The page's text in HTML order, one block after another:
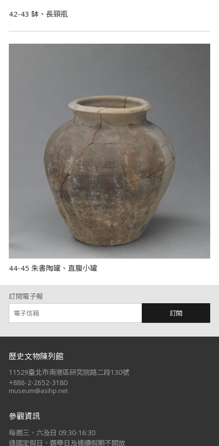
42-43 缽、長頸瓶
44-45 朱書陶罐、直腹小罐
訂閱電子報
訂閱
:::
歷史文物陳列館
11529臺北市南港區研究院路二段130號
+886-2-2652-3180
museum@asihp.net
參觀資訊
每週三、六及日 09:30-16:30
逢國定假日、選舉日及連續假期不開放